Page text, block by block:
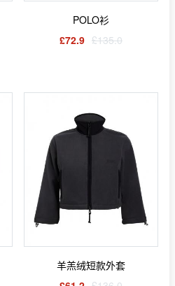
POLO衫
£72.9 £135.0
羊羔绒短款外套